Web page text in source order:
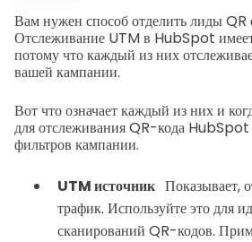
Вам нужен способ отделить лиды QR
Отслеживание UTM в HubSpot имеет
потому что каждый из них
вашей кампании.
Вот что означает каждый из них и
для отслеживания QR-кода
фильтров кампании.
UTM источник Показывает,
трафик. Используйте это для
сканирований QR-кодов.